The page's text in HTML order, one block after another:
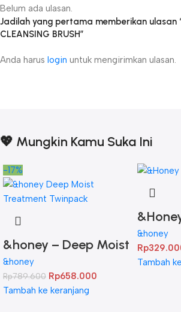
Belum ada ulasan.
Jadilah yang pertama memberikan ulasan
CLEANSING BRUSH”
Anda harus login untuk mengirimkan ulasan.
💖 Mungkin Kamu Suka Ini
-17%
&honey – Deep Moist
Treatment 445 g
Twinpack
&honey
Rp789.600 Rp658.000
Tambah ke keranjang
Hair Oil
&honey
Rp
Tambah